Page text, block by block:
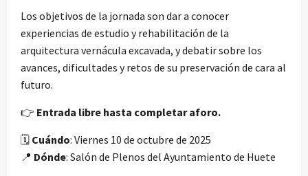
Los objetivos de la jornada son dar a conocer
experiencias de estudio y rehabilitación de la
arquitectura vernácula excavada, y debatir sobre los
avances, dificultades y retos de su preservación de cara al
futuro.
👉 Entrada libre hasta completar aforo.
🗓️ Cuándo: Viernes 10 de octubre de 2025
📍 Dónde: Salón de Plenos del Ayuntamiento de Huete